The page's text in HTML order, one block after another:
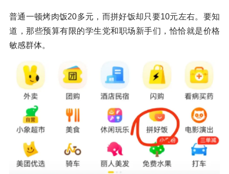
普通一顿烤肉饭20多元，而拼好饭却只要10元左右。要知
道，那些预算有限的学生党和职场新手们，恰恰就是价格
敏感群体。